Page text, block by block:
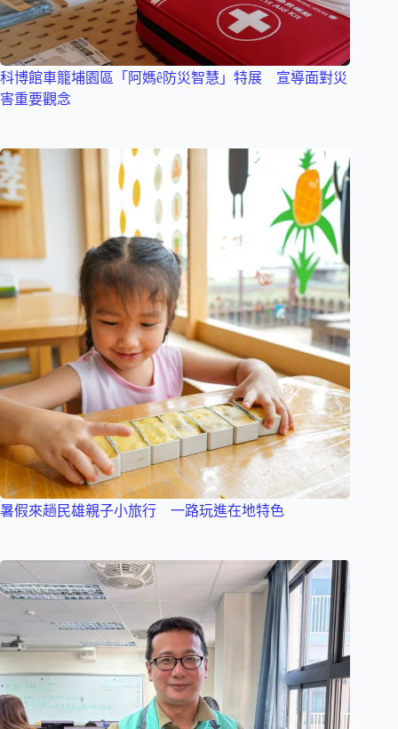
科博館車籠埔園區「阿媽ê防災智慧」特展 宣導面對災
害重要觀念
暑假來趟民雄親子小旅行 一路玩進在地特色